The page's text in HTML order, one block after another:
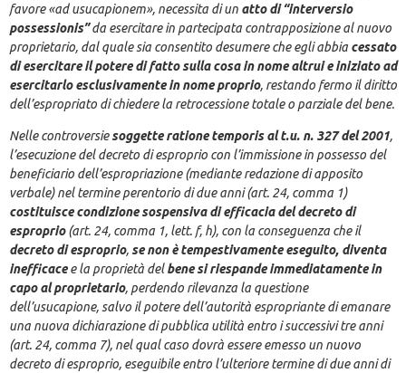
favore «ad usucapionem», necessita di un atto di “interversio
possessionis”da esercitare in partecipata contrapposizione al nuovo
proprietario, dal quale sia consentito desumere che egli abbia cessato
di esercitare il potere di fatto sulla cosa in nome altrui e iniziato ad
esercitarlo esclusivamente in nome proprio, restando fermo il diritto
dell’espropriato di chiedere la retrocessione totale o parziale del bene.
Nelle controversiesoggette ratione temporis al t.u. n. 327 del 2001,
l’esecuzione del decreto di esproprio con l’immissione in possesso del
beneficiario dell’espropriazione (mediante redazione di apposito
verbale) nel termine perentorio di due anni (art. 24, comma 1)
costituisce condizione sospensiva di efficacia del decreto di
esproprio(art. 24, comma 1, lett. f, h), con la conseguenza che il
decreto di esproprio, se non è tempestivamente eseguito, diventa
inefficacee la proprietà delbene si riespande immediatamente in
capo al proprietario, perdendo rilevanza la questione
dell’usucapione, salvo il potere dell’autorità espropriante di emanare
una nuova dichiarazione di pubblica utilità entro i successivi tre anni
(art. 24, comma 7), nel qual caso dovrà essere emesso un nuovo
decreto di esproprio, eseguibile entro l’ulteriore termine di due anni di